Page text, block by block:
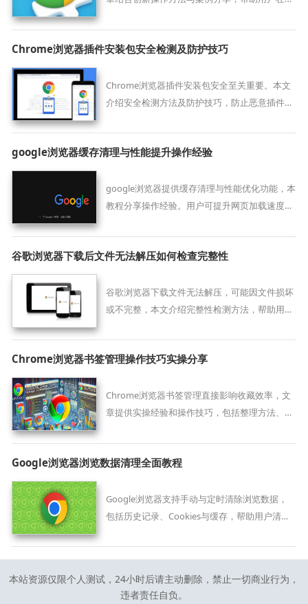
Chrome浏览器插件安装包安全检测及防护技巧
Chrome浏览器插件安装包安全至关重要。本文
介绍安全检测方法及防护技巧，防止恶意插件威
google浏览器缓存清理与性能提升操作经验
google浏览器提供缓存清理与性能优化功能，本
教程分享操作经验。用户可提升网页加载速度，
谷歌浏览器下载后文件无法解压如何检查完整性
谷歌浏览器下载文件无法解压，可能因文件损坏
或不完整，本文介绍完整性检测方法，帮助用户
Chrome浏览器书签管理操作技巧实操分享
Chrome浏览器书签管理直接影响收藏效率，文
章提供实操经验和操作技巧，包括整理方法、跨
藏夹。
Google浏览器浏览数据清理全面教程
Google浏览器支持手动与定时清除浏览数据，
包括历史记录、Cookies与缓存，帮助用户清理
本站资源仅限个人测试，24小时后请主动删除，禁止一切商业行为，
违者责任自负。